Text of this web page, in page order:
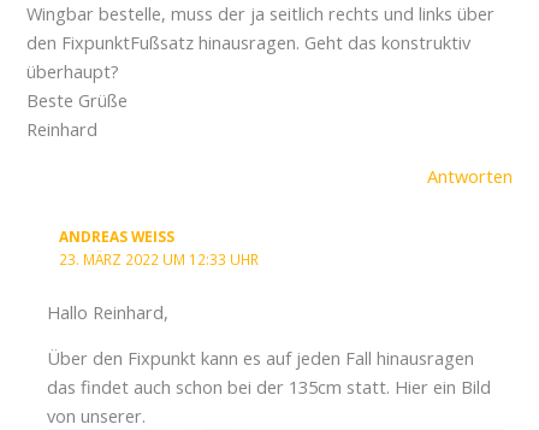
Wingbar bestelle, muss der ja seitlich rechts und links über
den FixpunktFußsatz hinausragen. Geht das konstruktiv
überhaupt?
Beste Grüße
Reinhard
Antworten
ANDREAS WEISS
23. MÄRZ 2022 UM 12:33 UHR
Hallo Reinhard,
Über den Fixpunkt kann es auf jeden Fall hinausragen
das findet auch schon bei der 135cm statt. Hier ein Bild
von unserer.